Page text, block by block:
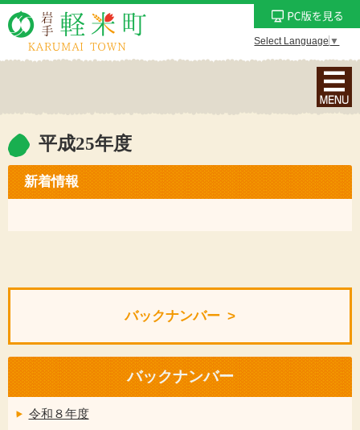
Select Language ▼
ナ
ビ
ョ
ン
平成25年度
新着情報
バックナンバー
バックナンバー
令和８年度